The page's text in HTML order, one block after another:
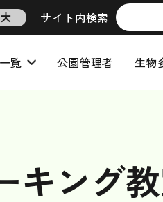
大 サイト内検索
覧 公園管理者 生物
キング